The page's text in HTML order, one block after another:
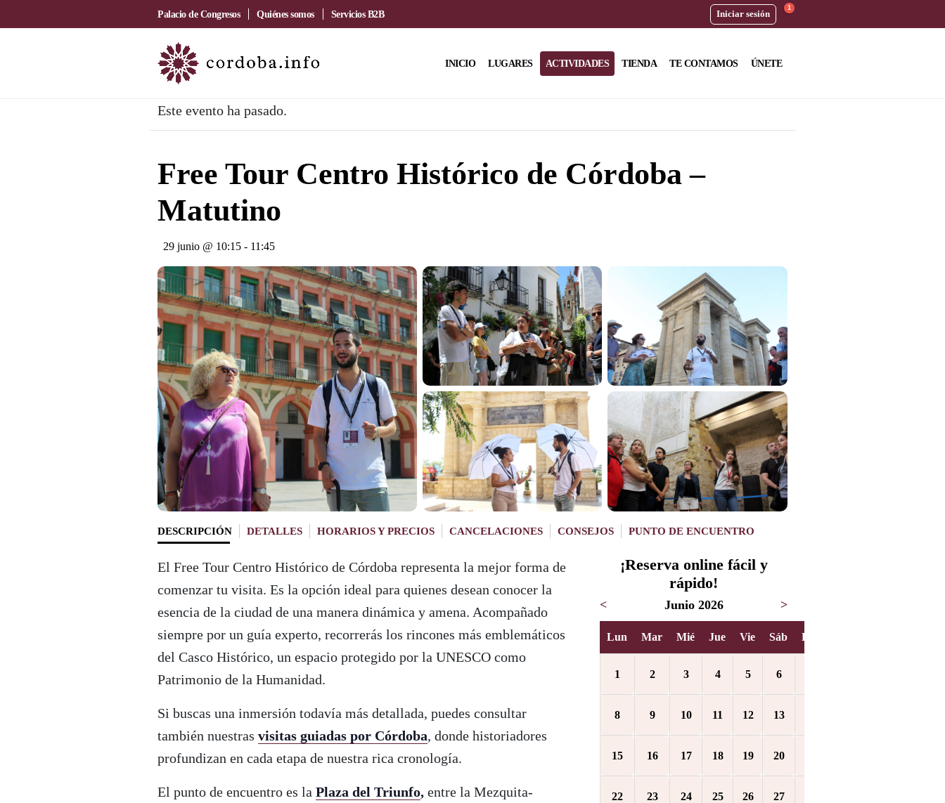
Palacio de Congresos Quiénes somos Servicios B2B Iniciar sesión
1
INICIO LUGARES ACTIVIDADES TIENDA TE CONTAMOS ÚNETE
Este evento ha pasado.
Free Tour Centro Histórico de Córdoba –
Matutino
29 junio @ 10:15 - 11:45
DESCRIPCIÓN DETALLES HORARIOS Y PRECIOS CANCELACIONES CONSEJOS PUNTO DE ENCUENTRO
El Free Tour Centro Histórico de Córdoba representa la mejor forma de
comenzar tu visita. Es la opción ideal para quienes desean conocer la
esencia de la ciudad de una manera dinámica y amena. Acompañado
siempre por un guía experto, recorrerás los rincones más emblemáticos
del Casco Histórico, un espacio protegido por la UNESCO como
Patrimonio de la Humanidad.
Si buscas una inmersión todavía más detallada, puedes consultar
también nuestras visitas guiadas por Córdoba, donde historiadores
profundizan en cada etapa de nuestra rica cronología.
El punto de encuentro es la Plaza del Triunfo, entre la Mezquita-
¡Reserva online fácil y
rápido!
< Junio 2026 >
Lun Mar Mié Jue Vie Sáb Dom
1 2 3 4 5 6
8 9 10 11 12 13
15 16 17 18 19 20
22 23 24 25 26 27